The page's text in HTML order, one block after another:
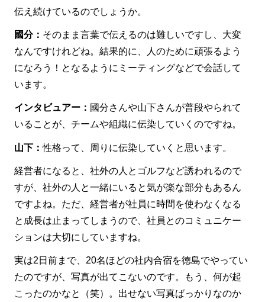
伝え続けているのでしょうか。
國分： そのまま言葉で伝えるのは難しいですし、大変
なんですけれどね。結果的に、人のために頑張るよう
になろう！となるようにミーティングなどで会話して
います。
インタビュアー： 國分さんや山下さんが普段やられて
いることが、チームや組織に伝染していくのですね。
山下：性格って、周りに伝染していくと思います。
経営者になると、社外の人とゴルフなど誘われるので
すが、社外の人と一緒にいると気が楽な部分もあるん
ですよね。ただ、経営者が社員に時間を使わなくなる
と成長は止まってしまうので、社員とのコミュニケー
ションは大切にしていますね。
実は2日前まで、20名ほどの社内合宿を徳島でやってい
たのですが、写真が出てこないのです。もう、何が起
こったのかなと（笑）。出せない写真ばっかりなのか